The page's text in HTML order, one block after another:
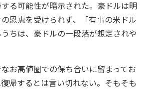
る可能性が暗示された。豪ドルは明
恩恵を受けられず、「有事の米ドル
ちは、豪ドルの一段落が想定されや
お高値圏での保ち合いに留まってお
帰するとは言い切れない。そもそも